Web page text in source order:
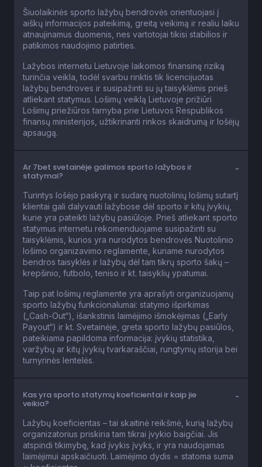
Šiuolaikinės sporto lažybų bendrovės orientuojasi į
aiškų informacijos pateikimą, greitą veikimą ir realiu laiku
atnaujinamus duomenis, nes vartotojai tikisi stabilios ir
patikimos naudojimo patirties.
turinčia veikla, todėl svarbu rinktis tik licencijuotas
lažybų bendroves ir susipažinti su jų taisyklėmis prieš
atliekant statymus. Lošimų veiklą Lietuvoje prižiūri
Lošimų priežiūros tarnyba prie Lietuvos Respublikos
finansų ministerijos, užtikrinanti rinkos skaidrumą ir lošėjų
apsaugą.
statymai?
klientai gali dalyvauti lažybose dėl sporto ir kitų įvykių,
kurie yra pateikti lažybų pasiūloje. Prieš atliekant sporto
statymus internetu rekomenduojame susipažinti su
taisyklėmis, kurios yra nurodytos bendrovės Nuotolinio
lošimo organizavimo reglamente, kuriame nurodytos
bendros taisyklės ir lažybų dėl tam tikrų sporto šakų –
krepšinio, futbolo, teniso ir kt. taisyklių ypatumai.
sporto lažybų funkcionalumai: statymo išpirkimas
(„Cash-Out“), išankstinis laimėjimo išmokėjimas („Early
Payout“) ir kt. Svetainėje, greta sporto lažybų pasiūlos,
pateikiama papildoma informacija: įvykių statistika,
varžybų ar kitų įvykių tvarkaraščiai, rungtynių istorija bei
turnyrinės lentelės.
veikia?
organizatorius priskiria tam tikrai įvykio baigčiai. Jis
atspindi tikimybę, kad įvykis įvyks, ir yra naudojamas
laimėjimui apskaičiuoti. Laimėjimo dydis = statoma suma
× koeficientas.